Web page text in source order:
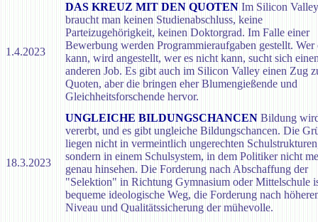
1.4.2023
DAS KREUZ MIT DEN QUOTEN Im Silicon Valley
braucht man keinen Studienabschluss, keine
Parteizugehörigkeit, keinen Doktorgrad. Im Falle einer
Bewerbung werden Programmieraufgaben gestellt. Wer
kann, wird angestellt, wer es nicht kann, sucht sich
anderen Job. Es gibt auch im Silicon Valley einen Zug
Quoten, aber die bringen eher Blumengießende und
Gleichheitsforschende hervor.
18.3.2023
UNGLEICHE BILDUNGSCHANCEN Bildung
vererbt, und es gibt ungleiche Bildungschancen. Die
liegen nicht in vermeintlich ungerechten
sondern in einem Schulsystem, in dem Politiker nicht
genau hinsehen. Die Forderung nach Abschaffung der
"Selektion" in Richtung Gymnasium oder Mittelschule
bequeme ideologische Weg, die Forderung nach
Niveau und Qualitätssicherung der mühevolle.